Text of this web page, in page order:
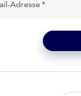
Adresse